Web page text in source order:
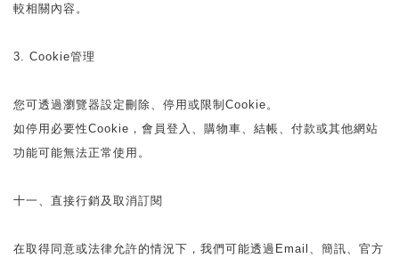
較相關內容。
3. Cookie管理
您可透過瀏覽器設定刪除、停用或限制Cookie。
如停用必要性Cookie，會員登入、購物車、結帳、付款或其他網站
功能可能無法正常使用。
十一、直接行銷及取消訂閱
在取得同意或法律允許的情況下，我們可能透過Email、簡訊、官方